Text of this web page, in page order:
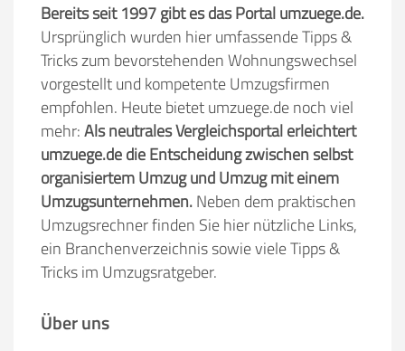
Bereits seit 1997 gibt es das Portal umzuege.de.
Ursprünglich wurden hier umfassende Tipps &
Tricks zum bevorstehenden Wohnungswechsel
vorgestellt und kompetente Umzugsfirmen
empfohlen. Heute bietet umzuege.de noch viel
mehr:Als neutrales Vergleichsportal erleichtert
umzuege.de die Entscheidung zwischen selbst
organisiertem Umzug und Umzug mit einem
Umzugsunternehmen.Neben dem praktischen
Umzugsrechner finden Sie hier nützliche Links,
ein Branchenverzeichnis sowie viele Tipps &
Tricks im Umzugsratgeber.
Über uns